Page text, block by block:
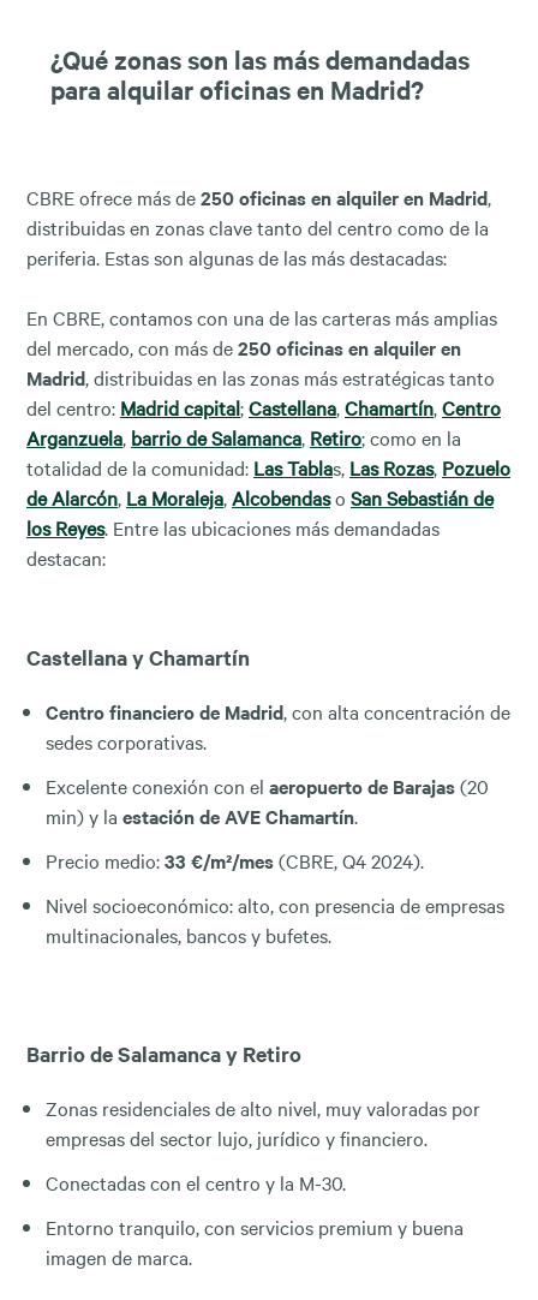
¿Qué zonas son las más demandadas
para alquilar oficinas en Madrid?
CBRE ofrece más de250 oficinas en alquiler en Madrid,
distribuidas en zonas clave tanto del centro como de la
periferia. Estas son algunas de las más destacadas:
En CBRE, contamos con una de las carteras más amplias
del mercado, con más de250 oficinas en alquiler en
Madrid, distribuidas en las zonas más estratégicas tanto
del centro: Madrid capital;Castellana,Chamartín,Centro
Arganzuela, barrio de Salamanca, Retiro; como en la
totalidad de la comunidad: Las Tablas, Las Rozas, Pozuelo
de Alarcón, La Moraleja,Alcobendaso San Sebastián de
los Reyes. Entre las ubicaciones más demandadas
destacan:
Castellana y Chamartín
Centro financiero de Madrid, con alta concentración de
sedes corporativas.
Excelente conexión con el aeropuerto de Barajas(20
min) y la estación de AVE Chamartín.
Precio medio:33 €/m²/mes(CBRE, Q4 2024).
Nivel socioeconómico: alto, con presencia de empresas
multinacionales, bancos y bufetes.
Barrio de Salamanca y Retiro
Zonas residenciales de alto nivel, muy valoradas por
empresas del sector lujo, jurídico y financiero.
Conectadas con el centro y la M-30.
Entorno tranquilo, con servicios premium y buena
imagen de marca.